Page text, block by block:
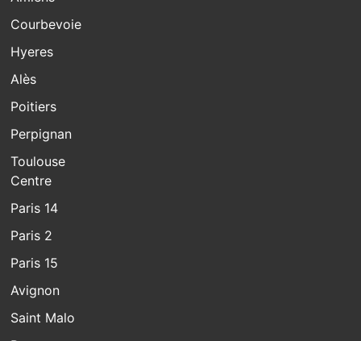
Courbevoie
Hyeres
Alès
Poitiers
Perpignan
Toulouse
Centre
Paris 14
Paris 2
Paris 15
Avignon
Saint Malo